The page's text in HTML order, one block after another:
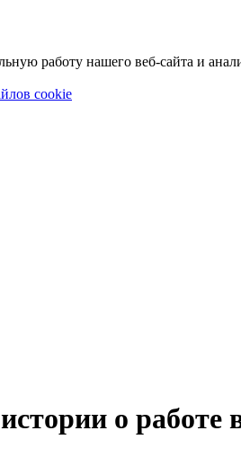
работу нашего веб-сайта и
cookie
о